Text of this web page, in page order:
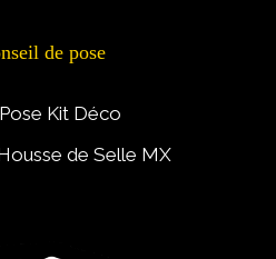
de pose
Kit Déco
de Selle MX